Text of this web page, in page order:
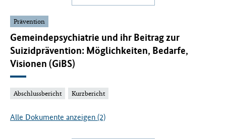
Prävention
Gemeindepsychiatrie und ihr Beitrag zur
Suizidprävention: Möglichkeiten, Bedarfe,
Visionen (GiBS)
Abschlussbericht Kurzbericht
Alle Dokumente anzeigen (2)